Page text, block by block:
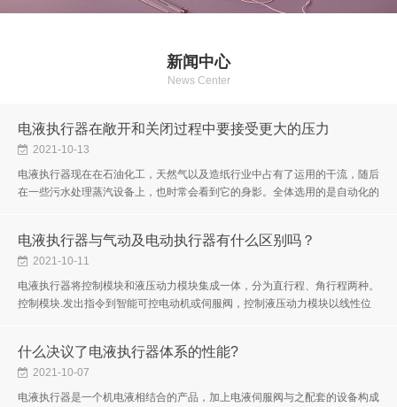
新闻中心
News Center
电液执行器在敞开和关闭过程中要接受更大的压力
2021-10-13
电液执行器现在在石油化工，天然气以及造纸行业中占有了运用的干流，随后
在一些污水处理蒸汽设备上，也时常会看到它的身影。全体选用的是自动化的
电液执行器与气动及电动执行器有什么区别吗？
2021-10-11
电液执行器将控制模块和液压动力模块集成一体，分为直行程、角行程两种。
控制模块.发出指令到智能可控电动机或伺服阀，控制液压动力模块以线性位
什么决议了电液执行器体系的性能?
2021-10-07
电液执行器是一个机电液相结合的产品，加上电液伺服阀与之配套的设备构成